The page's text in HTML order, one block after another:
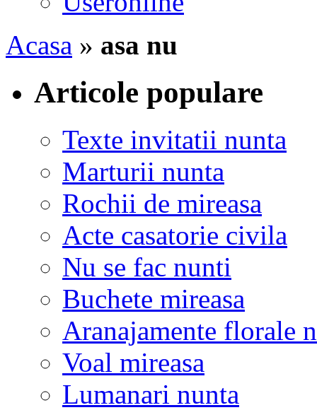
Acasa » asa nu
Articole populare
Texte invitatii nunta
Marturii nunta
Rochii de mireasa
Acte casatorie civila
Nu se fac nunti
Buchete mireasa
Aranajamente florale
Voal mireasa
Lumanari nunta